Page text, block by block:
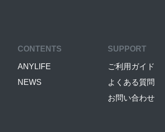
CONTENTS
ANYLIFE
NEWS
SUPPORT
ご利用ガイド
よくある質問
お問い合わせ